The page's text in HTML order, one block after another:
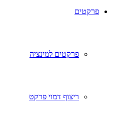
פרקטים
פרקטים למינציה
ריצוף דמוי פרקט